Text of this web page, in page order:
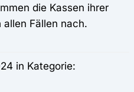
die Kassen ihrer
Fällen nach.
in Kategorie: